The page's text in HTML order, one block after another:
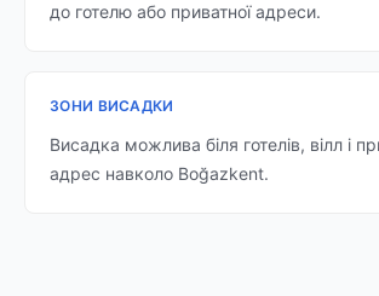
до готелю або приватної адреси.
ЗОНИ ВИСАДКИ
Висадка можлива біля готелів, вілл і
адрес навколо Boğazkent.